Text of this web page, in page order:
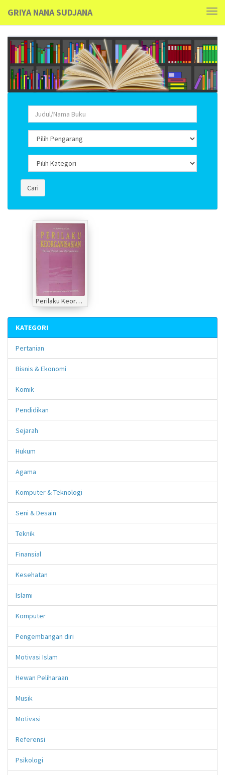
GRIYA NANA SUDJANA
Cari
Perilaku Keorganisasian: Buku Panduan Mahasiswa
KATEGORI
Pertanian
Bisnis & Ekonomi
Komik
Pendidikan
Sejarah
Hukum
Agama
Komputer & Teknologi
Seni & Desain
Teknik
Finansial
Kesehatan
Islami
Komputer
Pengembangan diri
Motivasi Islam
Hewan Peliharaan
Musik
Motivasi
Referensi
Psikologi